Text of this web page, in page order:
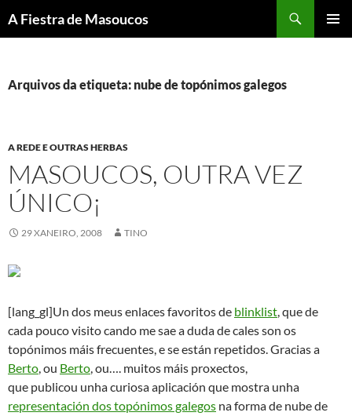
aoA Fiestra de Masoucos
Arquivos da etiqueta: nube de topónimos galegos
A REDE E OUTRAS HERBAS
MASOUCOS, OUTRA VEZ
ÚNICO¡
29 XANEIRO, 2008 TINO
[lang_gl]Un dos meus enlaces favoritos de blinklist, que de
cada pouco visito cando me sae a duda de cales son os
topónimos máis frecuentes, e se están repetidos. Gracias a
Berto, ou Berto, ou…. muitos máis proxectos,
que publicou unha curiosa aplicación que mostra unha
representación dos topónimos galegos na forma de nube de